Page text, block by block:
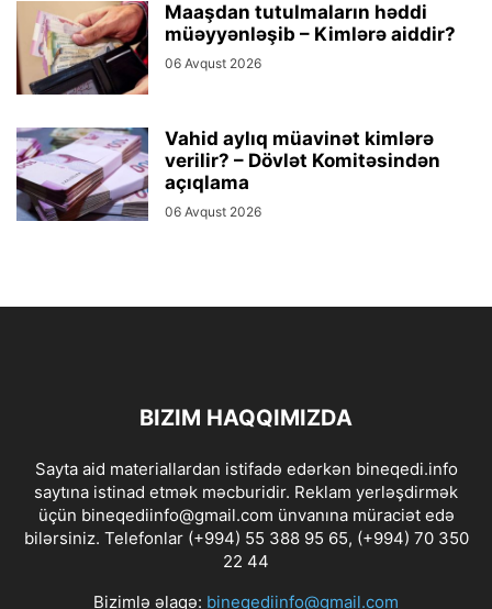
Maaşdan tutulmaların həddi
müəyyənləşib – Kimlərə aiddir?
06 Avqust 2026
Vahid aylıq müavinət kimlərə
verilir? – Dövlət Komitəsindən
açıqlama
06 Avqust 2026
BIZIM HAQQIMIZDA
Sayta aid materiallardan istifadə edərkən bineqedi.info
saytına istinad etmək məcburidir. Reklam yerləşdirmək
üçün bineqediinfo@gmail.com ünvanına müraciət edə
bilərsiniz. Telefonlar (+994) 55 388 95 65, (+994) 70 350
22 44
Bizimlə əlaqə: bineqediinfo@gmail.com